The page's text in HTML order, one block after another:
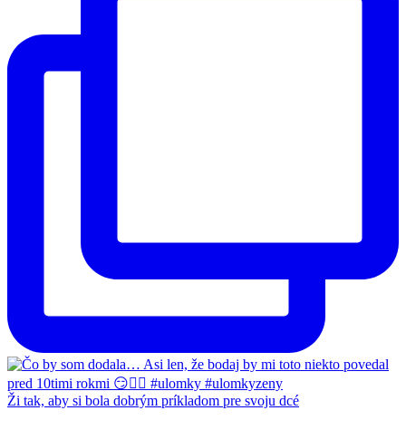
Ži tak, aby si bola dobrým príkladom pre svoju dcé